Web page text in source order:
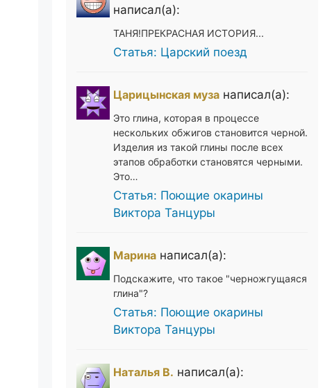
написал(а):
ТАНЯ!ПРЕКРАСНАЯ ИСТОРИЯ...
Статья: Царский поезд
Царицынская музанаписал(а):
Это глина, которая в процессе
нескольких обжигов становится черной.
Изделия из такой глины после всех
этапов обработки становятся черными.
Это…
Статья: Поющие окарины
Виктора Танцуры
Маринанаписал(а):
Подскажите, что такое "черножгущаяся
глина"?
Статья: Поющие окарины
Виктора Танцуры
Наталья В. написал(а):